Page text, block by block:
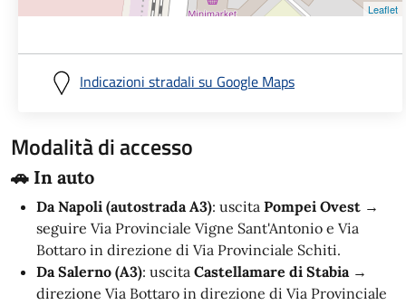
Leaflet
Indicazioni stradali su Google Maps
Modalità di accesso
🚗 In auto
Da Napoli (autostrada A3): uscita Pompei Ovest →
seguire Via Provinciale Vigne Sant'Antonio e Via
Bottaro in direzione di Via Provinciale Schiti.
Da Salerno (A3): uscita Castellamare di Stabia →
direzione Via Bottaro in direzione di Via Provinciale